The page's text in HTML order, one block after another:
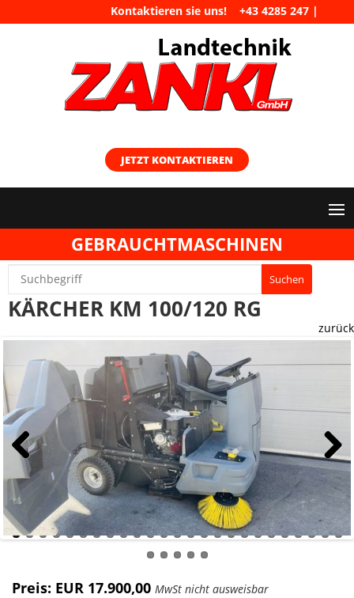
Kontaktieren sie uns!+43 4285 247 |
maschinen@landtechnik-zankl.at
JETZT KONTAKTIEREN
GEBRAUCHTMASCHINEN
KÄRCHER KM 100/120 RG
zurück
Previous Next
Preis: EUR 17.900,00 MwSt nicht ausweisbar